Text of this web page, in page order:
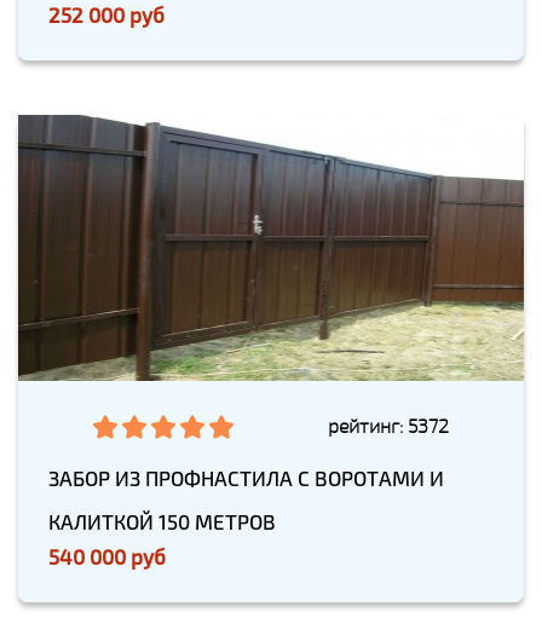
252 000 руб
рейтинг: 5372
ЗАБОР ИЗ ПРОФНАСТИЛА С ВОРОТАМИ И
КАЛИТКОЙ 150 МЕТРОВ
540 000 руб